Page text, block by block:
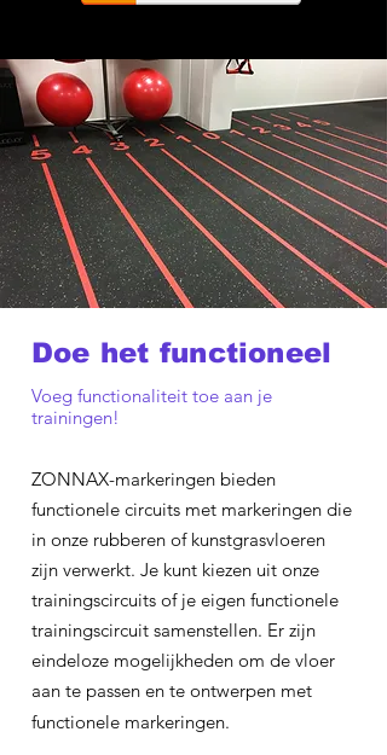
Doe het functioneel
Voeg functionaliteit toe aan je
trainingen!
ZONNAX-markeringen bieden
functionele circuits met markeringen die
in onze rubberen of kunstgrasvloeren
zijn verwerkt. Je kunt kiezen uit onze
trainingscircuits of je eigen functionele
trainingscircuit samenstellen. Er zijn
eindeloze mogelijkheden om de vloer
aan te passen en te ontwerpen met
functionele markeringen.